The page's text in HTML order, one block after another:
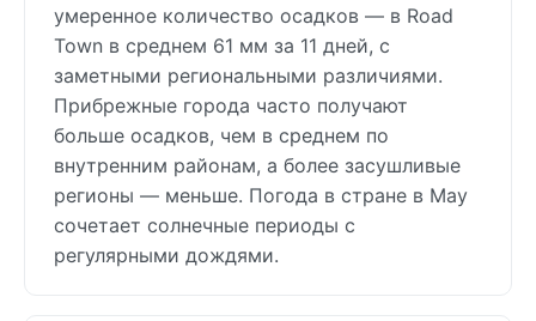
умеренное количество осадков — в Road
Town в среднем 61 мм за 11 дней, с
заметными региональными различиями.
Прибрежные города часто получают
больше осадков, чем в среднем по
внутренним районам, а более засушливые
регионы — меньше. Погода в стране в May
сочетает солнечные периоды с
регулярными дождями.